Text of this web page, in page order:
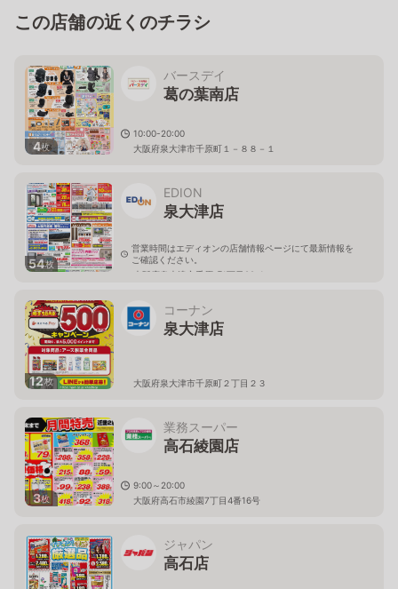
この店舗の近くのチラシ
4枚
バースデイ
葛の葉南店
10:00-20:00
大阪府泉大津市千原町１－８８－１
54枚
EDION
泉大津店
営業時間はエディオンの店舗情報ページにて最新情報を
ご確認ください。
大阪府泉大津市千原町1丁目88-1
12枚
コーナン
泉大津店
大阪府泉大津市千原町２丁目２３
3枚
業務スーパー
高石綾園店
9:00～20:00
大阪府高石市綾園7丁目4番16号
ジャパン
高石店